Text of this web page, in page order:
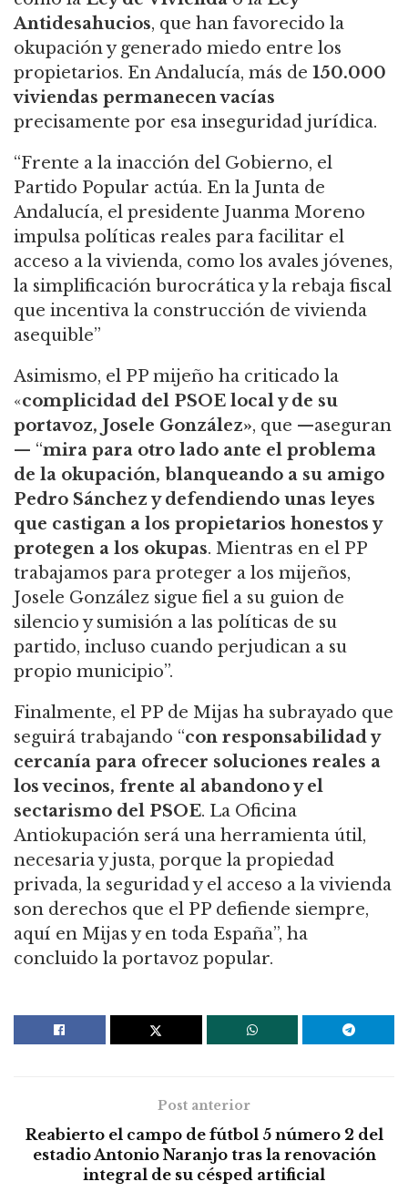
Antidesahucios, que han favorecido la
okupación y generado miedo entre los
propietarios. En Andalucía, más de 150.000
viviendas permanecen vacías
precisamente por esa inseguridad jurídica.
“Frente a la inacción del Gobierno, el
Partido Popular actúa. En la Junta de
Andalucía, el presidente Juanma Moreno
impulsa políticas reales para facilitar el
acceso a la vivienda, como los avales jóvenes,
la simplificación burocrática y la rebaja fiscal
que incentiva la construcción de vivienda
asequible”
Asimismo, el PP mijeño ha criticado la
«complicidad del PSOE local y de su
portavoz, Josele González», que —aseguran
— “mira para otro lado ante el problema
de la okupación, blanqueando a su amigo
Pedro Sánchez y defendiendo unas leyes
que castigan a los propietarios honestos y
protegen a los okupas. Mientras en el PP
trabajamos para proteger a los mijeños,
Josele González sigue fiel a su guion de
silencio y sumisión a las políticas de su
partido, incluso cuando perjudican a su
propio municipio”.
Finalmente, el PP de Mijas ha subrayado que
seguirá trabajando “con responsabilidad y
cercanía para ofrecer soluciones reales a
los vecinos, frente al abandono y el
sectarismo del PSOE. La Oficina
Antiokupación será una herramienta útil,
necesaria y justa, porque la propiedad
privada, la seguridad y el acceso a la vivienda
son derechos que el PP defiende siempre,
aquí en Mijas y en toda España”, ha
concluido la portavoz popular.
Post anterior
Reabierto el campo de fútbol 5 número 2 del
estadio Antonio Naranjo tras la renovación
integral de su césped artificial